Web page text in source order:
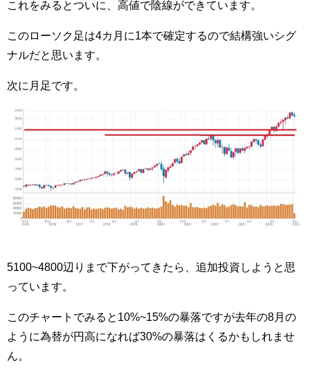
これをみるとついに、高値で陰線ができています。
このローソク足は4カ月に1本で確定するので結構強いシグ
ナルだと思います。
次に月足です。
5100~4800辺りまで下がってきたら、追加投資しようと思
っています。
このチャートでみると10%~15%の暴落ですが去年の8月の
ように為替が円高になれば30%の暴落はくるかもしれませ
ん。